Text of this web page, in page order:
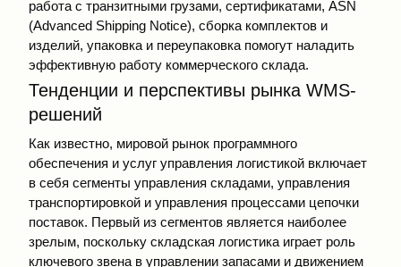
работа с транзитными грузами, сертификатами, ASN
(Advanced Shipping Notice), сборка комплектов и
изделий, упаковка и переупаковка помогут наладить
эффективную работу коммерческого склада.
Тенденции и перспективы рынка WMS-
решений
Как известно, мировой рынок программного
обеспечения и услуг управления логистикой включает
в себя сегменты управления складами, управления
транспортировкой и управления процессами цепочки
поставок. Первый из сегментов является наиболее
зрелым, поскольку складская логистика играет роль
ключевого звена в управлении запасами и движением